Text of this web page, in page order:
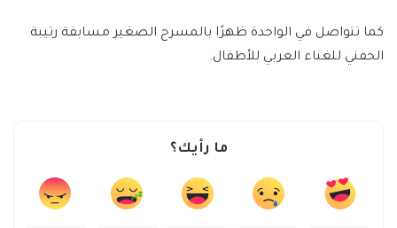
كما تتواصل في الواحدة ظهرًا بالمسرح الصغير مسابقة رتيبة
الحفني للغناء العربي للأطفال.
ما رأيك؟